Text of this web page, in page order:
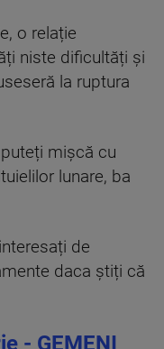
o relație
niste dificultăți și
la ruptura
mișcă cu
lunare, ba
de
daca știți că
- GEMENI